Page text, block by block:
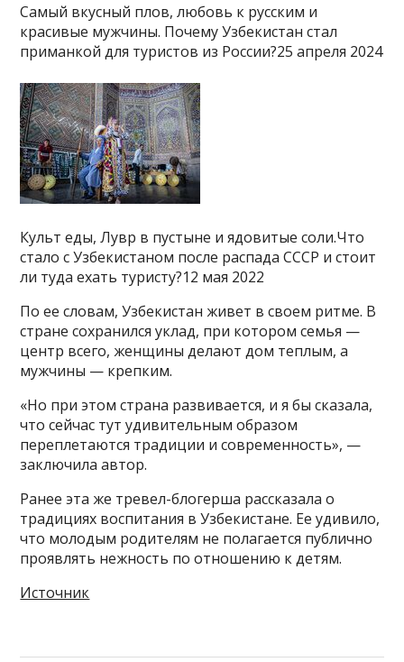
Самый вкусный плов, любовь к русским и
красивые мужчины. Почему Узбекистан стал
приманкой для туристов из России?25 апреля 2024
Культ еды, Лувр в пустыне и ядовитые соли.Что
стало с Узбекистаном после распада СССР и стоит
ли туда ехать туристу?12 мая 2022
По ее словам, Узбекистан живет в своем ритме. В
стране сохранился уклад, при котором семья —
центр всего, женщины делают дом теплым, а
мужчины — крепким.
«Но при этом страна развивается, и я бы сказала,
что сейчас тут удивительным образом
переплетаются традиции и современность», —
заключила автор.
Ранее эта же тревел-блогерша рассказала о
традициях воспитания в Узбекистане. Ее удивило,
что молодым родителям не полагается публично
проявлять нежность по отношению к детям.
Источник